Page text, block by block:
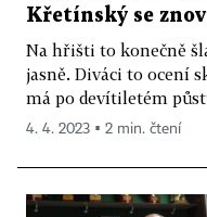
Křetínský se
Na hřišti to konečně
jasně. Diváci to ocení
má po devítiletém
4. 4. 2023 ▪ 2 min. čtení